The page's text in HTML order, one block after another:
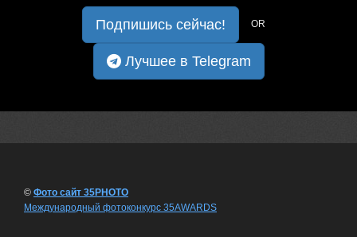
Подпишись сейчас! OR
Лучшее в Telegram
© Фото сайт 35PHOTO
Международный фотоконкурс 35AWARDS